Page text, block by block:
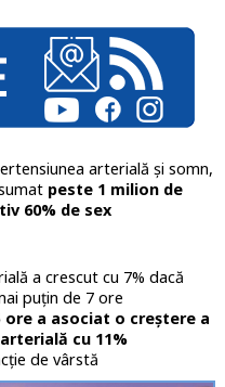
arterială și somn,
peste 1 milion de
60% de sex
a crescut cu 7% dacă
puțin de 7 ore
a asociat o creștere a
cu 11%
de vârstă